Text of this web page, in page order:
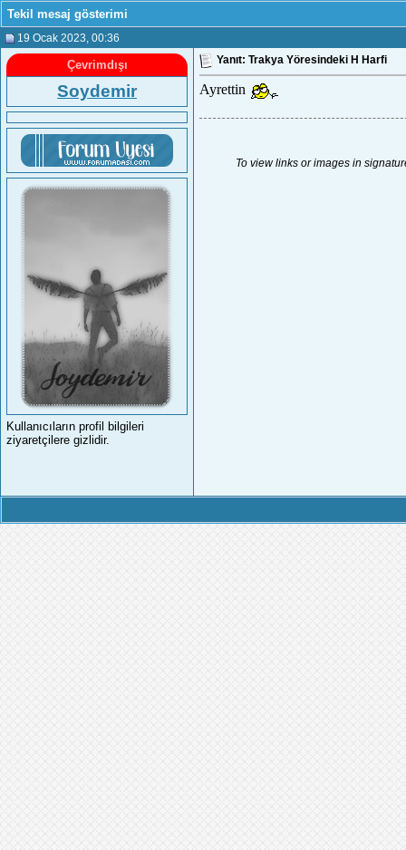
Tekil mesaj gösterimi
19 Ocak 2023 , 00:36
Çevrimdışı
Soydemir
Kullanıcıların profil bilgileri
ziyaretçilere gizlidir.
Yanıt: Trakya Yöresindeki H Harfi
Ayrettin
To view links or images in